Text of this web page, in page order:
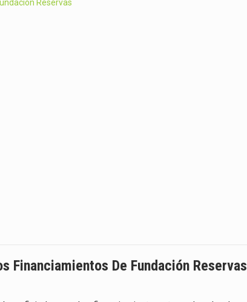
Financiamientos De Fundación Reservas